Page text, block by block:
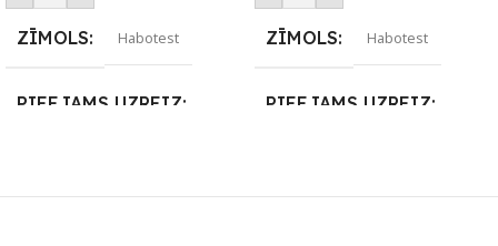
ZĪMOLS Habotest
PIEEJAMS UZREIZ
ZĪMOLS Habotest
PIEEJAMS UZREIZ